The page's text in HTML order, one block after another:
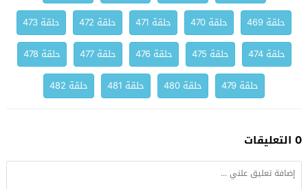
حلقة 469
حلقة 470 حلقة 471 حلقة 472
حلقة 473
حلقة 474
حلقة 475 حلقة 476 حلقة 477
حلقة 478
حلقة 479
حلقة 480 حلقة 481 حلقة 482
0 التعليقات